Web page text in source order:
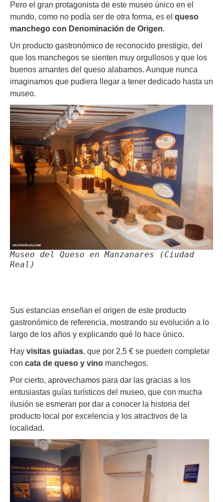
Pero el gran protagonista de este museo único en el
mundo, como no podía ser de otra forma, es el queso
manchego con Denominación de Origen.
Un producto gastronómico de reconocido prestigio, del
que los manchegos se sienten muy orgullosos y que los
buenos amantes del queso alabamos. Aunque nunca
imaginamos que pudiera llegar a tener dedicado hasta un
museo.
Museo del Queso en Manzanares (Ciudad
Real)
Sus estancias enseñan el origen de este producto
gastronómico de referencia, mostrando su evolución a lo
largo de los años y explicando qué lo hace único.
Hay visitas guiadas, que por 2,5 € se pueden completar
con cata de queso y vino manchegos.
Por cierto, aprovechamos para dar las gracias a los
entusiastas guías turísticos del museo, que con mucha
ilusión se esmeran por dar a conocer la historia del
producto local por excelencia y los atractivos de la
localidad.